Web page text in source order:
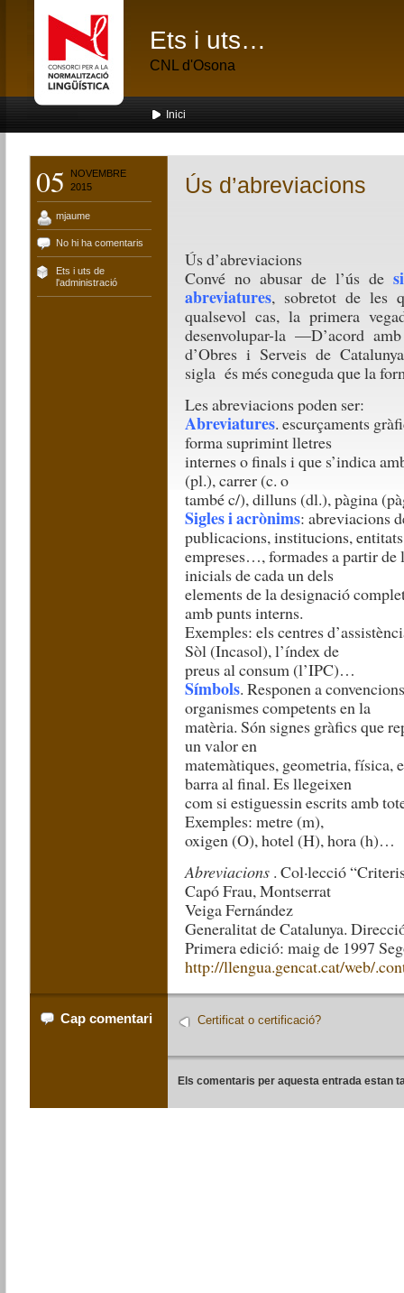
Ets i uts…
CNL d'Osona
Inici
05
NOVEMBRE
2015
mjaume
No hi ha comentaris
Ets i uts de
l'administració
Ús d’abreviacions
Ús d’abreviacions
Convé no abusar de l’ús de
abreviatures, sobretot de les
qualsevol cas, la primera
desenvolupar-la —D’acord
d’Obres i Serveis de
sigla és més coneguda que la
Les abreviacions poden ser:
Abreviatures. escurçaments
forma suprimint lletres
internes o finals i que s’indica
(pl.), carrer (c. o
també c/), dilluns (dl.), pàgina
Sigles i acrònims: abreviacions
publicacions, institucions,
empreses…, formades a partir
inicials de cada un dels
elements de la designació
amb punts interns.
Exemples: els centres
Sòl (Incasol), l’índex de
preus al consum (l’IPC)…
Símbols. Responen a
organismes competents en la
matèria. Són signes gràfics que
un valor en
matemàtiques, geometria, física,
barra al final. Es llegeixen
com si estiguessin escrits amb
Exemples: metre (m),
oxigen (O), hotel (H), hora (h)…
Abreviacions . Col·lecció
Capó Frau, Montserrat
Veiga Fernández
Generalitat de Catalunya.
Primera edició: maig de 1997
http://llengua.gencat.cat/web/
Cap comentari Certificat o certificació?
Els comentaris per aquesta entrada estan